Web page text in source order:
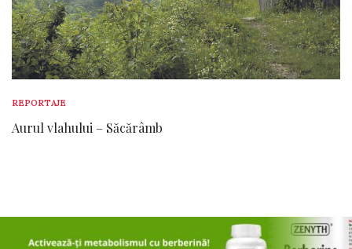
REPORTAJE
Aurul vlahului – Săcărâmb